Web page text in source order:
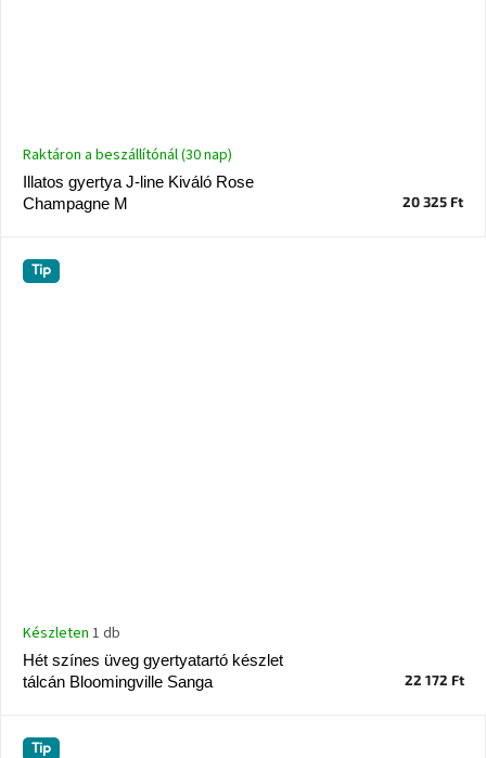
Illatos gyertya J-line Kiváló Rose
Champagne M
Raktáron a beszállítónál (30 nap)
20 325 Ft
Tip
Hét színes üveg gyertyatartó készlet
tálcán Bloomingville Sanga
Készleten 1 db
22 172 Ft
Tip